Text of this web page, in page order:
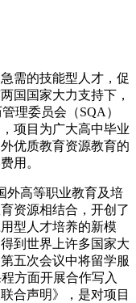
需的技能型人才，促
国国家大力支持下，
理委员会（SQA）
项目为广大高中毕业
优质教育资源教育的
用。
外高等职业教育及培
资源相结合，开创了
型人才培养的新模
到世界上许多国家大
五次会议中将留学服
方面开展合作写入
合声明》，是对项目